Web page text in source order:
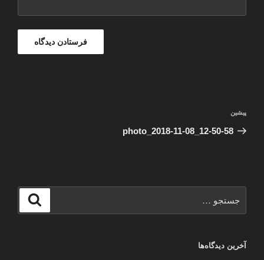
نوشته
قبلی
پیشین
photo_2018-11-08_12-50-58
برای
جستجو
آخرین دیدگاه‌ها